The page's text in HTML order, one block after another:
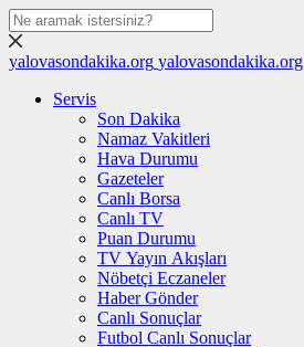
yalovasondakika.org yalovasondakika.org
Servis
Son Dakika
Namaz Vakitleri
Hava Durumu
Gazeteler
Canlı Borsa
Canlı TV
Puan Durumu
TV Yayın Akışları
Nöbetçi Eczaneler
Haber Gönder
Canlı Sonuçlar
Futbol Canlı Sonuçlar